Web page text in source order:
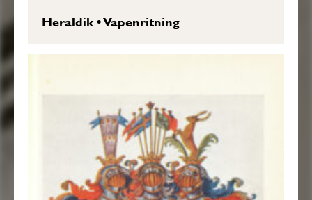
Heraldik•Vapenritning